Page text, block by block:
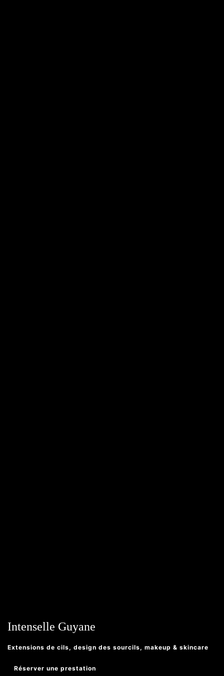
Intenselle Guyane
Extensions de cils, design des sourcils, makeup & skincare
Réserver une prestation